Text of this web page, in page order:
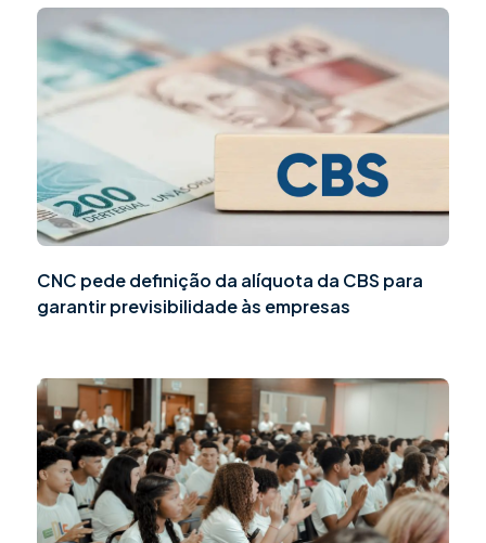
CNC pede definição da alíquota da CBS para
garantir previsibilidade às empresas